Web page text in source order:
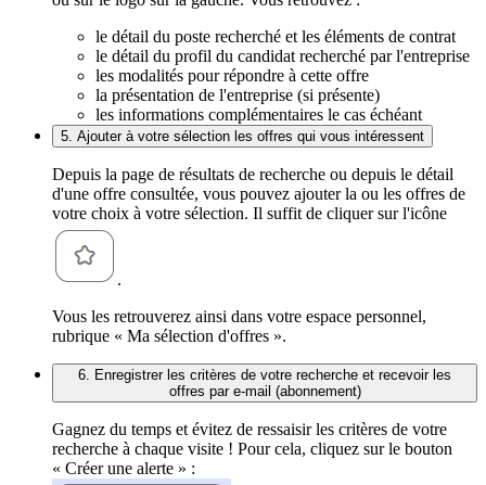
le détail du poste recherché et les éléments de contrat
le détail du profil du candidat recherché par l'entreprise
les modalités pour répondre à cette offre
la présentation de l'entreprise (si présente)
les informations complémentaires le cas échéant
5. Ajouter à votre sélection les offres qui vous intéressent
Depuis la page de résultats de recherche ou depuis le détail
d'une offre consultée, vous pouvez ajouter la ou les offres de
votre choix à votre sélection. Il suffit de cliquer sur l'icône
.
Vous les retrouverez ainsi dans votre espace personnel,
rubrique « Ma sélection d'offres ».
6. Enregistrer les critères de votre recherche et recevoir les
offres par e-mail (abonnement)
Gagnez du temps et évitez de ressaisir les critères de votre
recherche à chaque visite ! Pour cela, cliquez sur le bouton
« Créer une alerte » :